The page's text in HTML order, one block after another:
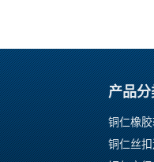
产品
铜仁橡
铜仁丝